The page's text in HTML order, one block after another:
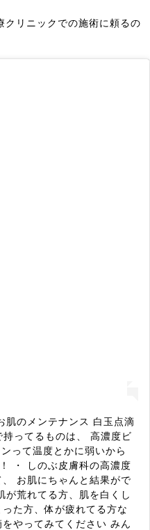
クリニックでの施術に頼るの
肌のメンテナンス 白玉点滴
持ってるものは、 高濃度ビ
って温度とかに弱いから
・ しのぶ皮膚科の高濃度
お肌にちゃんと結果がで
が荒れてる方、肌を白くし
た方、体が疲れてる方な
やってみてください みん